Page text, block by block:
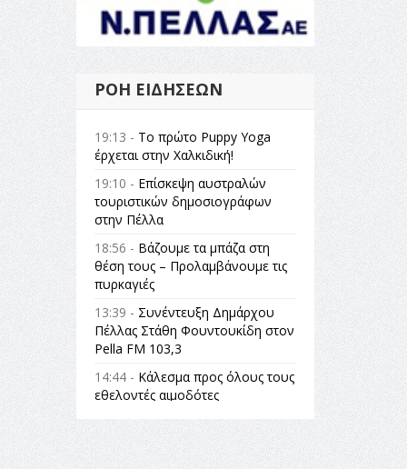
ΡΟΉ ΕΙΔΉΣΕΩΝ
19:13 - Το πρώτο Puppy Yoga
έρχεται στην Χαλκιδική!
19:10 - Επίσκεψη αυστραλών
τουριστικών δημοσιογράφων
στην Πέλλα
18:56 - Βάζουμε τα μπάζα στη
θέση τους – Προλαμβάνουμε τις
πυρκαγιές
13:39 - Συνέντευξη Δημάρχου
Πέλλας Στάθη Φουντουκίδη στον
Pella FM 103,3
14:44 - Κάλεσμα προς όλους τους
εθελοντές αιμοδότες
14:23 -Όλη η Ελλάδα ένας
πολιτισμός Μουσική
εγκατάσταση Πόλεμος και